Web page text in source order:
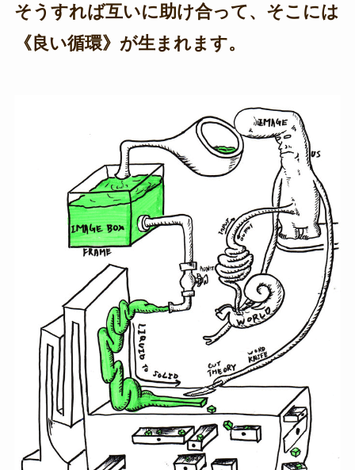
そうすれば互いに助け合って、そこには
《良い循環》が生まれます。